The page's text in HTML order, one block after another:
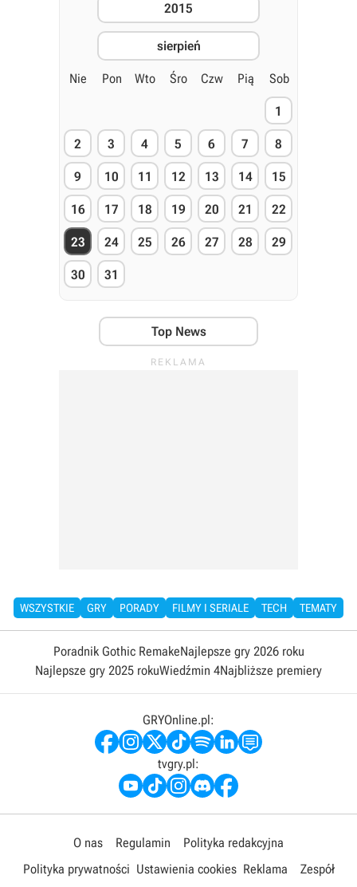
2015
sierpień
Nie Pon Wto Śro Czw Pią Sob
1
2 3 4 5 6 7 8
9 10 11 12 13 14 15
16 17 18 19 20 21 22
23 24 25 26 27 28 29
30 31
Top News
WSZYSTKIE GRY PORADY FILMY I SERIALE TECH TEMATY
Poradnik Gothic RemakeNajlepsze gry 2026 roku
Najlepsze gry 2025 rokuWiedźmin 4Najbliższe premiery
GRYOnline.pl:
tvgry.pl:
O nas Regulamin
Polityka redakcyjna
Polityka prywatności Ustawienia cookies Reklama Zespół